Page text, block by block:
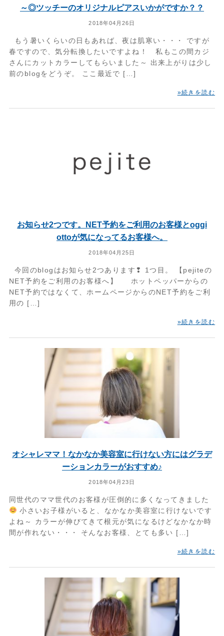
～◎ツッチーのオリジナルピアスいかがですか？？
2018年04月26日
もう暑いくらいの日もあれば、夜は肌寒い・・・ ですが
春ですので、気分転換したいですよね！ 私もこの間カジ
さんにカットカラーしてもらいました～ 出来上がりは少し
前のblogをどうぞ。 ここ最近で […]
»続きを読む
お知らせ2つです。NET予約をご利用のお客様とoggi
ottoが気になってるお客様へ。
2018年04月25日
今回のblogはお知らせ2つあります❢ 1つ目。 【pejiteの
NET予約をご利用のお客様へ】 ホットペッパーからの
NET予約ではなくて、ホームページからのNET予約をご利
用の […]
»続きを読む
オシャレママ！なかなか美容室に行けない方にはグラデ
ーションカラーがおすすめ♪
2018年04月23日
同世代のママ世代のお客様が圧倒的に多くなってきました
小さいお子様がいると、なかなか美容室に行けないです
よね～ カラーが伸びてきて根元が気になるけどなかなか時
間が作れない・・・ そんなお客様、とても多い […]
»続きを読む